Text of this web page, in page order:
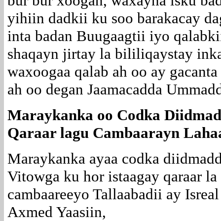
yihiin dadkii ku soo barakacay
inta badan Buugaagtii iyo
shaqayn jirtay la bililiqaystay
waxoogaa qalab ah oo ay
ah oo degan Jaamacadda
Maraykanka oo Codka
Qaraar lagu Cambaarayn
Maraykanka ayaa codka
Vitowga ku hor istaagay qaraar
cambaareeyo Tallaabadii ay
Axmed Yaasiin,